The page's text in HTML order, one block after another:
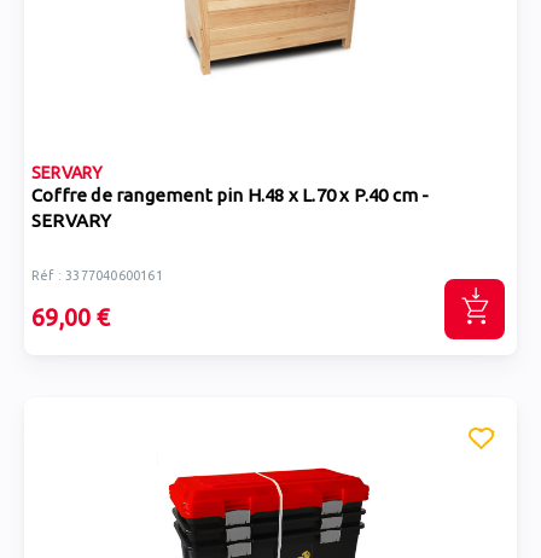
SERVARY
Coffre de rangement pin H.48 x L.70 x P.40 cm -
SERVARY
Réf : 3377040600161
69,00 €